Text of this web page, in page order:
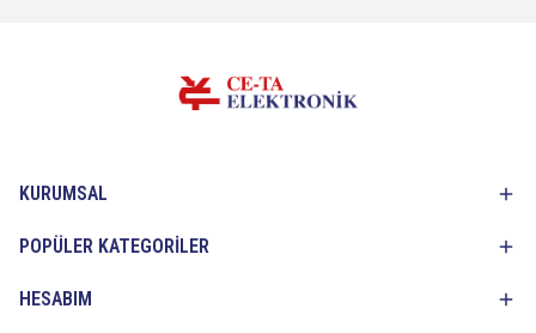
KURUMSAL
POPÜLER KATEGORİLER
HESABIM